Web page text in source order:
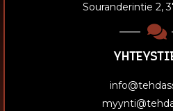
Souranderintie 2,